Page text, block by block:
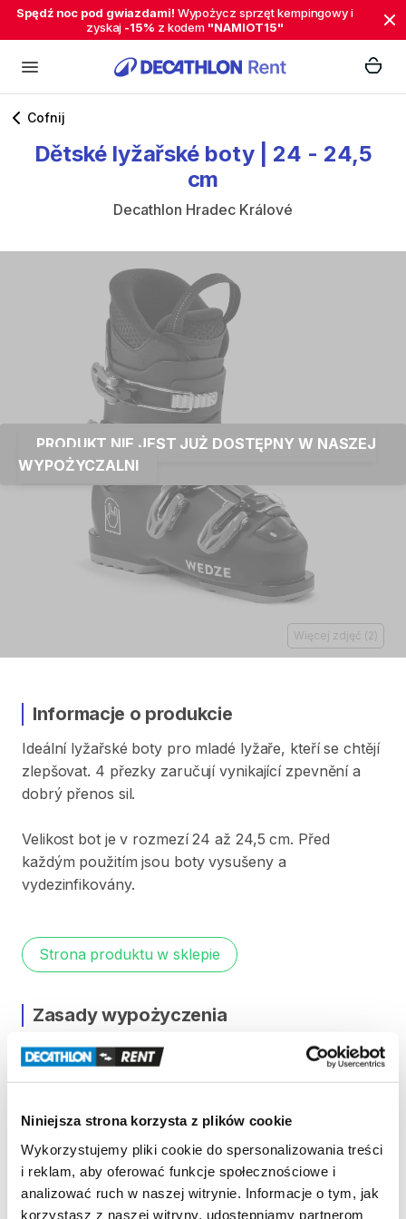
Niniejsza strona korzysta z plików cookie
Wykorzystujemy pliki cookie do spersonalizowania treści
i reklam, aby oferować funkcje społecznościowe i
analizować ruch w naszej witrynie. Informacje o tym, jak
korzystasz z naszej witryny, udostępniamy partnerom
Spędź noc pod gwiazdami! Wypożycz sprzęt kempingowy i
zyskaj -15% z kodem "NAMIOT15"
Cofnij
Dětské lyžařské boty 24​​​​ - 24​​​​​​​,​​​​​​​​​​5
cm
Decathlon Hradec Králové
PRODUKT NIE JEST JUŻ DOSTĘPNY W NASZEJ
WYPOŻYCZALNI
Więcej zdjęć (2 )
Informacje o produkcie
Ideální lyžařské boty pro mladé lyžaře​​​,​ kteří se chtějí
zlepšovat. 4 přezky zaručují vynikající zpevnění a
dobrý přenos sil.
Velikost bot je v rozmezí 24 až 24​​​​​​​,​​​​​​​5 cm. Před
každým použitím jsou boty vysušeny a
vydezinfikovány.
Strona produktu w sklepie
Zasady wypożyczenia
REGULAMIN
KAUCJA
Pro vypůjčení produktu není vyžadována vratná či